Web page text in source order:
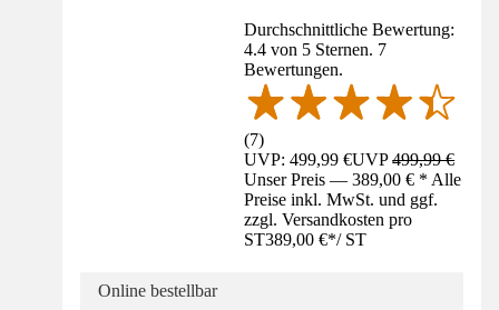
Durchschnittliche Bewertung:
4.4 von 5 Sternen. 7
Bewertungen.
(7)
UVP: 499,99 €UVP499,99 €
Unser Preis — 389,00 € * Alle
Preise inkl. MwSt. und ggf.
zzgl. Versandkosten pro
ST389,00 €*/ ST
Online bestellbar